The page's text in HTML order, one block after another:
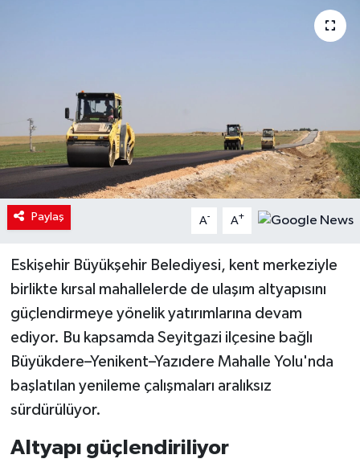
Paylaş A- A+
Eskişehir Büyükşehir Belediyesi, kent merkeziyle
birlikte kırsal mahallelerde de ulaşım altyapısını
güçlendirmeye yönelik yatırımlarına devam
ediyor. Bu kapsamda Seyitgazi ilçesine bağlı
Büyükdere–Yenikent–Yazıdere Mahalle Yolu'nda
başlatılan yenileme çalışmaları aralıksız
sürdürülüyor.
Altyapı güçlendiriliyor